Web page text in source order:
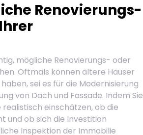
Renovierungs-
mögliche Renovierungs- oder
Oftmals können ältere Häuser
sei es für die Modernisierung
von Dach und Fassade. Indem Sie
einschätzen, ob die
und ob sich die Investition
Inspektion der Immobilie